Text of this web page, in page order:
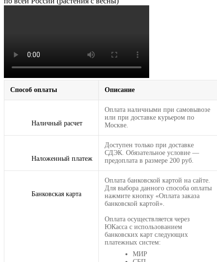
Способ оплаты Описание
Наличный расчет
Оплата наличными при самовывозе
или при доставке курьером по
Москве.
Наложенный платеж
Доступен только при доставке
СДЭК. Обязательное условие —
предоплата в размере 200 руб.
Банковская карта
Оплата банковской картой на сайте.
Для выбора данного способа оплаты
нажмите кнопку «Оплата заказа
банковской картой».
Оплата осуществляется через
ЮКасса с использованием
банковских карт следующих
платежных систем:
МИР